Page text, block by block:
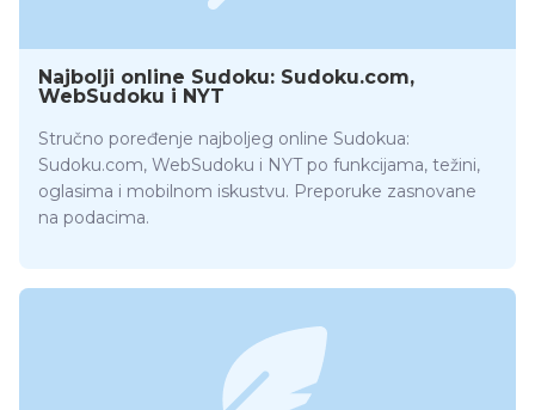
Najbolji online Sudoku: Sudoku.com,
WebSudoku i NYT
Stručno poređenje najboljeg online Sudokua:
Sudoku.com, WebSudoku i NYT po funkcijama, težini,
oglasima i mobilnom iskustvu. Preporuke zasnovane
na podacima.